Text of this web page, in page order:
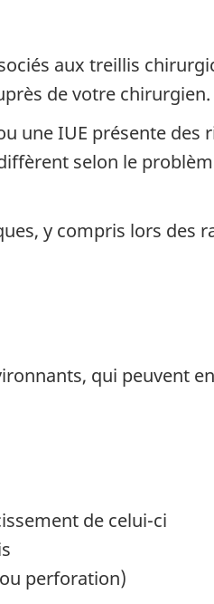
aux treillis
de votre chirurgien.
une IUE présente des
selon le
y compris lors des
qui peuvent
de celui-ci
perforation)